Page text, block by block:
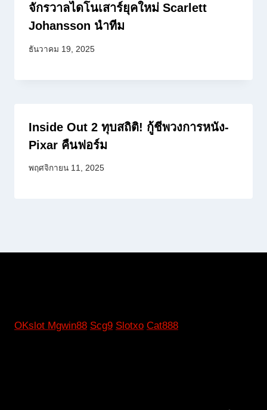
จักรวาลไดโนเสาร์ยุคใหม่ Scarlett
Johansson นำทีม
ธันวาคม 19, 2025
Inside Out 2 ทุบสถิติ! กู้ชีพวงการหนัง-
Pixar คืนฟอร์ม
พฤศจิกายน 11, 2025
OKslot Mgwin88 Scg9 Slotxo Cat888